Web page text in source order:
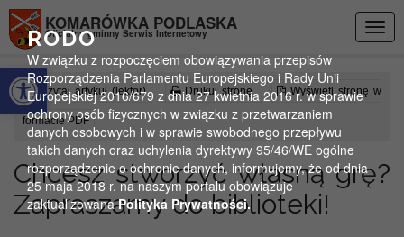
Otwórz pasek narzędzi
KOMARÓWKA PODLASKA
Oficjalny gminny Serwis Internetowy
Czytaj artykuł (lektor) Drukuj stronę Wyświetl stronę w
formacie PDF
Chcesz stworzyć własną grę?
Zapraszamy do biblioteki!
RODO
W związku z rozpoczęciem obowiązywania przepisów
Rozporządzenia Parlamentu Europejskiego i Rady Unii
Europejskiej 2016/679 z dnia 27 kwietnia 2016 r. w sprawie
ochrony osób fizycznych w związku z przetwarzaniem
danych osobowych i w sprawie swobodnego przepływu
takich danych oraz uchylenia dyrektywy 95/46/WE ogólne
rozporządzenie o ochronie danych, informujemy, że od dnia
25 maja 2018 r. na naszym portalu obowiązuje
zaktualizowanaPolityka Prywatności.